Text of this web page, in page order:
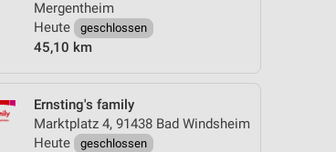
Mergentheim
Heute
geschlossen
45,10 km
Ernsting's family
Marktplatz 4, 91438 Bad Windsheim
Heute
geschlossen